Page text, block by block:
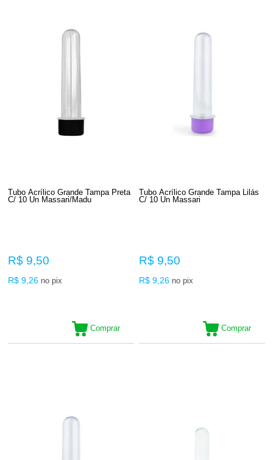
Tubo Acrílico Grande Tampa Preta
C/ 10 Un Massari/Madu
R$ 9,50
R$ 9,26 no pix
Comprar
Tubo Acrílico Grande Tampa Lilás
C/ 10 Un Massari
R$ 9,50
R$ 9,26 no pix
Comprar